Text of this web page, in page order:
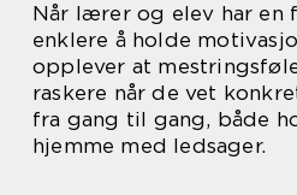
Når lærer og elev har en
enklere å holde
opplever at
raskere når de vet
fra gang til gang, både
hjemme med ledsager.